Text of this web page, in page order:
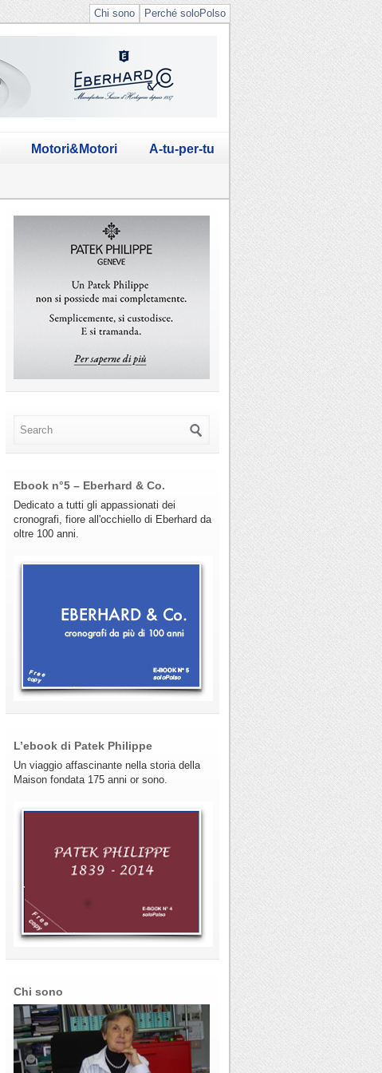
Perché soloPolso
Chi sono
Motori&Motori A-tu-per-tu
Ebook n°5 – Eberhard & Co.
Dedicato a tutti gli appassionati dei
cronografi, fiore all'occhiello di Eberhard da
oltre 100 anni.
L’ebook di Patek Philippe
Un viaggio affascinante nella storia della
Maison fondata 175 anni or sono.
Chi sono